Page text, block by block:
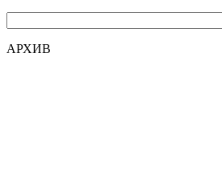
АРХИВ